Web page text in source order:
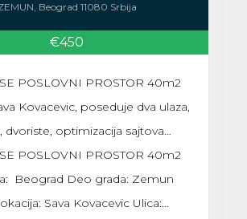
Beograd 11080 Srbija
€450
POSLOVNI PROSTOR 40m2
Kovacevic, poseduje dva ulaza,
dvoriste, optimizacija sajtova…
POSLOVNI PROSTOR 40m2
Beograd Deo grada: Zemun
Sava Kovacevic Ulica:…